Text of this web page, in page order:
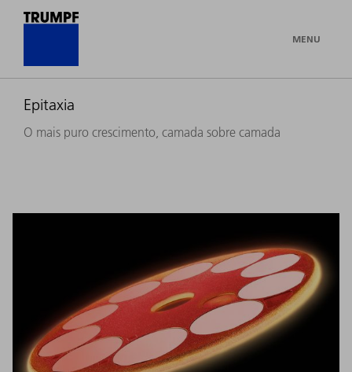
MENU
Epitaxia
O mais puro crescimento, camada sobre camada